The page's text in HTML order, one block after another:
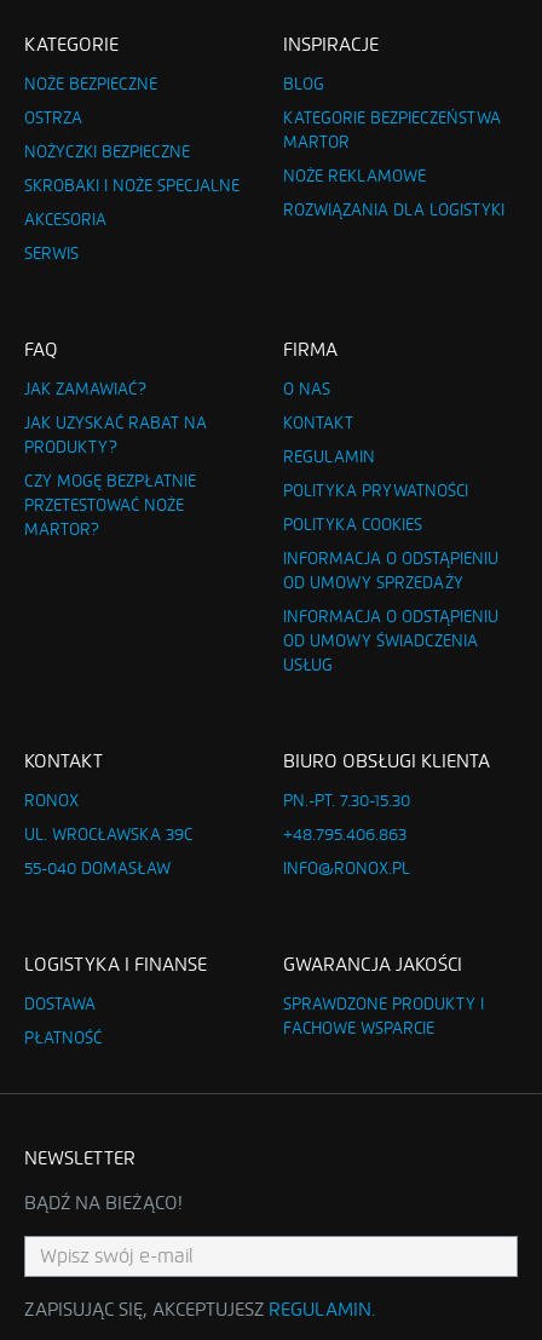
KATEGORIE
NOŻE BEZPIECZNE
OSTRZA
NOŻYCZKI BEZPIECZNE
SKROBAKI I NOŻE SPECJALNE
AKCESORIA
SERWIS
INSPIRACJE
BLOG
KATEGORIE BEZPIECZEŃSTWA
MARTOR
NOŻE REKLAMOWE
ROZWIĄZANIA DLA LOGISTYKI
FAQ
JAK ZAMAWIAĆ?
JAK UZYSKAĆ RABAT NA
PRODUKTY?
CZY MOGĘ BEZPŁATNIE
PRZETESTOWAĆ NOŻE
MARTOR?
FIRMA
O NAS
KONTAKT
REGULAMIN
POLITYKA PRYWATNOŚCI
POLITYKA COOKIES
INFORMACJA O ODSTĄPIENIU
OD UMOWY SPRZEDAŻY
INFORMACJA O ODSTĄPIENIU
OD UMOWY ŚWIADCZENIA
USŁUG
KONTAKT
RONOX
UL. WROCŁAWSKA 39C
55-040 DOMASŁAW
BIURO OBSŁUGI KLIENTA
PN.-PT. 7.30-15.30
+48.795.406.863
INFO@RONOX.PL
LOGISTYKA I FINANSE
DOSTAWA
PŁATNOŚĆ
GWARANCJA JAKOŚCI
SPRAWDZONE PRODUKTY I
FACHOWE WSPARCIE
NEWSLETTER
BĄDŹ NA BIEŻĄCO!
ZAPISUJĄC SIĘ, AKCEPTUJESZ REGULAMIN